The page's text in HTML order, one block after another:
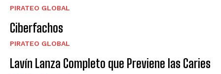
PIRATEO GLOBAL
Ciberfachos
PIRATEO GLOBAL
Lavín Lanza Completo que Previene las Caries